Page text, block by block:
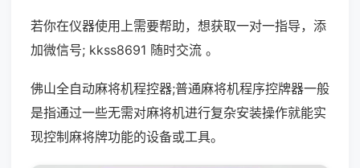
若你在仪器使用上需要帮助，想获取一对一指导，添
加微信号; kkss8691 随时交流 。
佛山全自动麻将机程控器;普通麻将机程序控牌器一般
是指通过一些无需对麻将机进行复杂安装操作就能实
现控制麻将牌功能的设备或工具。